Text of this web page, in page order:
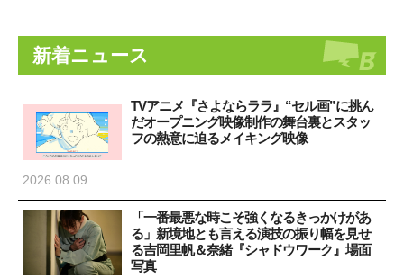
新着ニュース
TVアニメ『さよならララ』“セル画”に挑ん
だオープニング映像制作の舞台裏とスタッ
フの熱意に迫るメイキング映像
2026.08.09
「一番最悪な時こそ強くなるきっかけがあ
る」新境地とも言える演技の振り幅を見せ
る吉岡里帆＆奈緒『シャドウワーク』場面
写真